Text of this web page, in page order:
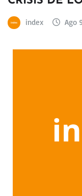
index Ago